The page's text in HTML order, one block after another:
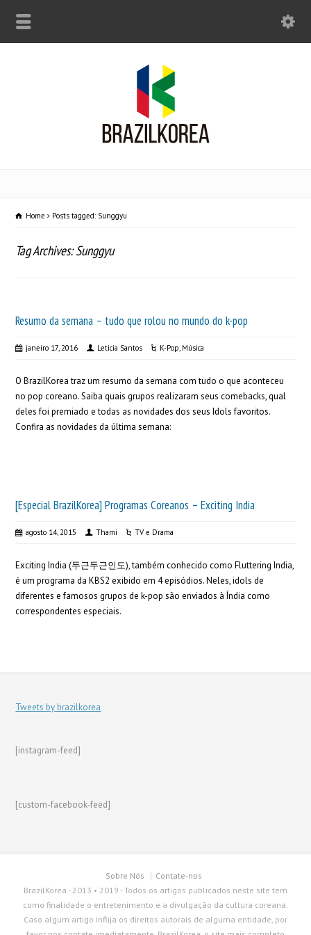
Home Posts tagged: Sunggyu
Tag Archives: Sunggyu
Resumo da semana – tudo que rolou no mundo do k-pop
janeiro 17, 2016 Leticia Santos K-Pop, Música
O BrazilKorea traz um resumo da semana com tudo o que aconteceu
no pop coreano. Saiba quais grupos realizaram seus comebacks, qual
deles foi premiado e todas as novidades dos seus Idols favoritos.
Confira as novidades da última semana:
[Especial BrazilKorea] Programas Coreanos – Exciting India
agosto 14, 2015 Thami TV e Drama
Exciting India (두근두근인도), também conhecido como Fluttering India,
é um programa da KBS2 exibido em 4 episódios. Neles, idols de
diferentes e famosos grupos de k-pop são enviados à Índia como
correspondentes especiais.
Tweets by brazilkorea
[instagram-feed]
[custom-facebook-feed]
Sobre Nós
Contate-nos
BrazilKorea - 2013 • 2019 - Todos os artigos publicados neste site tem
como finalidade o entretenimento e a divulgação da cultura coreana.
Caso algum artigo inflija os direitos autorais de alguma entidade, por